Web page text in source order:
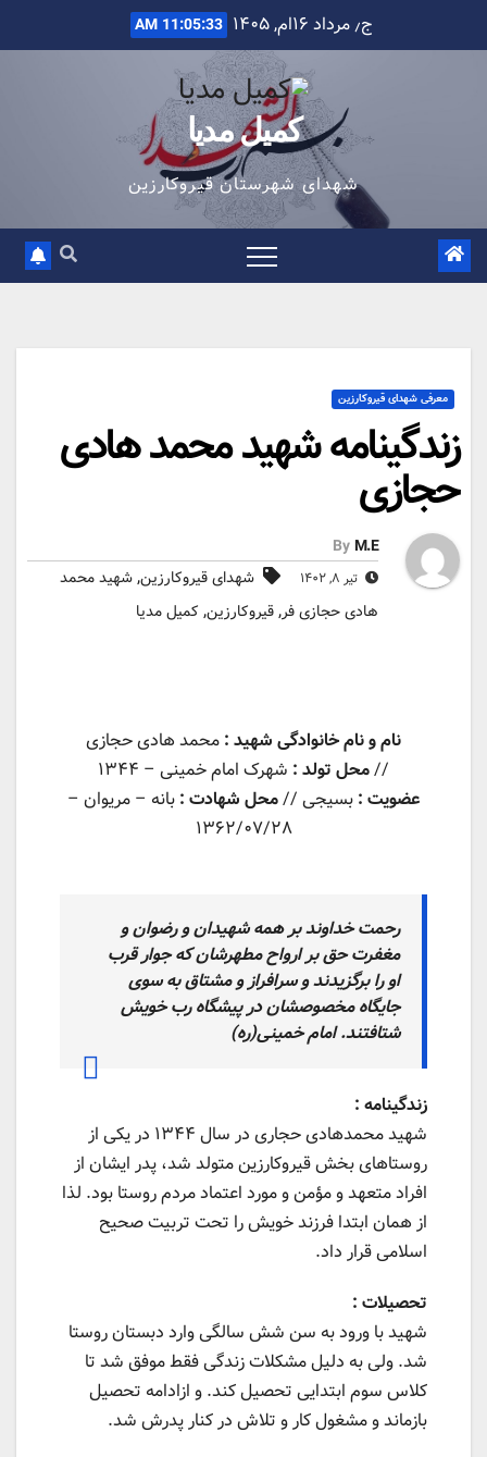
to
ج٫ مرداد ۱۶ام, ۱۴۰۵ 11:05:34 AM
کمیل مدیا
شهدای شهرستان قیروکارزین
معرفی شهدای قیروکارزین
زندگینامه شهید محمد هادی
حجازی
By M.E
تیر ۸, ۱۴۰۲ شهدای قیروکارزین,شهید محمد
هادی حجازی فر,قیروکارزین, کمیل مدیا
نام و نام خانوادگی شهید : محمد هادی حجازی
//محل تولد : شهرک امام خمینی – ۱۳۴۴
عضویت : بسیجی //محل شهادت : بانه – مریوان –
۱۳۶۲/۰۷/۲۸
رحمت خداوند بر همه شهیدان و رضوان و
مغفرت حق بر ارواح مطهرشان که جوار قرب
او را برگزیدند و سرافراز و مشتاق به سوی
جایگاه مخصوصشان در پیشگاه رب خویش
شتافتند. امام خمینی(ره)
زندگینامه :
شهید محمدهادی حجاری در سال ۱۳۴۴ در یکی از
روستاهای بخش قیروکارزین متولد شد، پدر ایشان از
افراد متعهد و مؤمن و مورد اعتماد مردم روستا بود. لذا
از همان ابتدا فرزند خویش را تحت تربیت صحیح
اسلامی قرار داد.
تحصیلات :
شهید با ورود به سن شش سالگی وارد دبستان روستا
شد. ولی به دلیل مشکلات زندگی فقط موفق شد تا
کلاس سوم ابتدایی تحصیل کند. و ازادامه تحصیل
بازماند و مشغول کار و تلاش در کنار پدرش شد.